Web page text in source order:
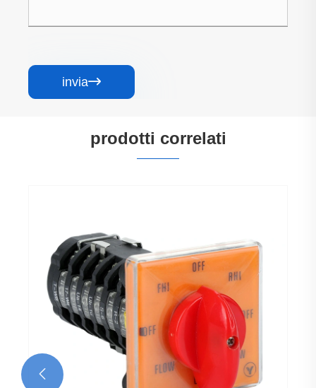
invia
prodotti correlati
